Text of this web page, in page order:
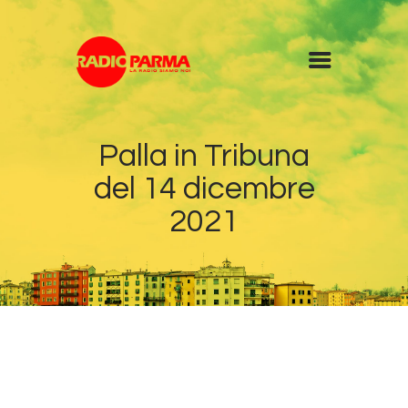
Palla in Tribuna
del 14 dicembre
2021
Home
Radio
Diretta
News
Contatti